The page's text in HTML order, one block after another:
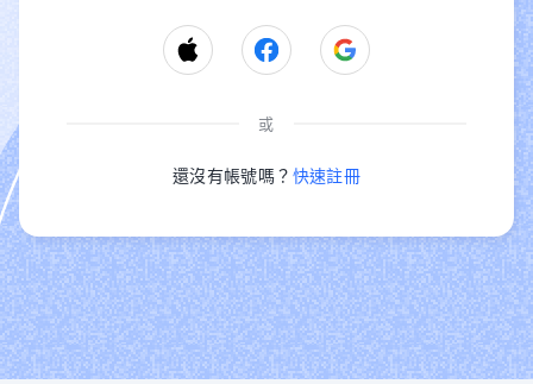
或
還沒有帳號嗎？ 快速註冊